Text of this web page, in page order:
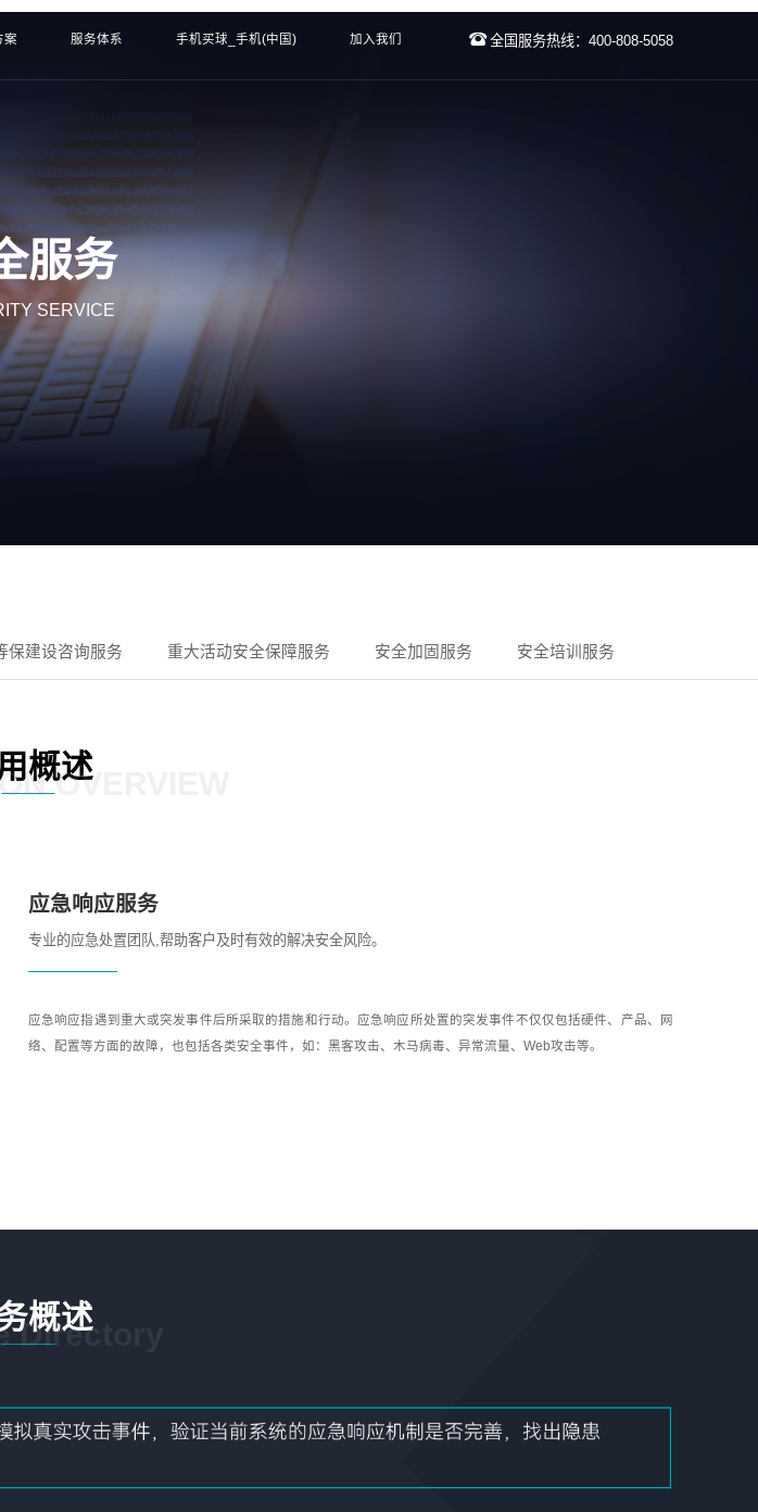
案 服务体系 手机买球_手机(中国) 加入我们 全国服务热线：400-808-5058
服务
SERVICE
保建设咨询服务 重大活动安全保障服务 安全加固服务 安全培训服务
概述
OVERVIEW
应急响应服务
专业的应急处置团队,帮助客户及时有效的解决安全风险。
应急响应指遇到重大或突发事件后所采取的措施和行动。应急响应所处置的突发事件不仅仅包括硬件、产品、网
络、配置等方面的故障，也包括各类安全事件，如：黑客攻击、木马病毒、异常流量、Web攻击等。
概述
Directory